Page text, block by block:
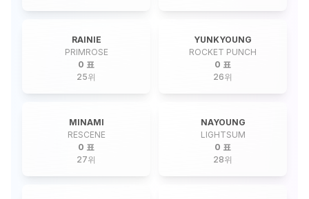
RAINIE
PRIMROSE
0 표
25위
YUNKYOUNG
ROCKET PUNCH
0 표
26위
MINAMI
RESCENE
0 표
27위
NAYOUNG
LIGHTSUM
0 표
28위